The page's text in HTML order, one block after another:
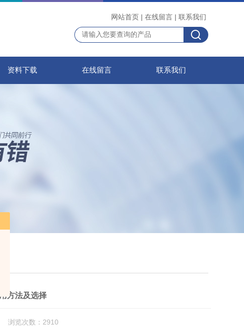
网站首页 | 在线留言 | 联系我们
资料下载 在线留言 联系我们
方法及选择
浏览次数：2910